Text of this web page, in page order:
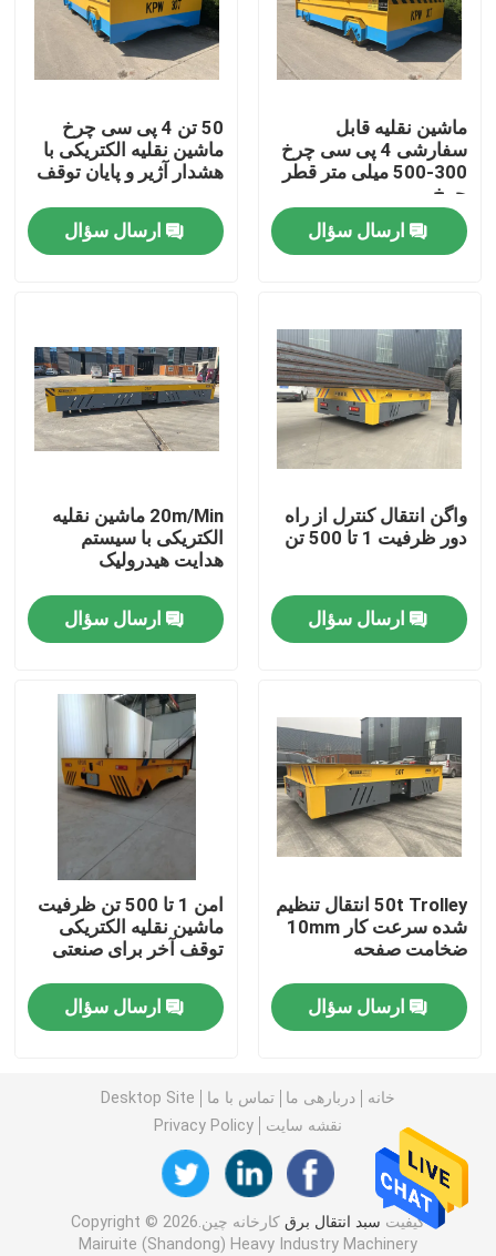
صفحه اصلی
محصولات
فیلم های
درباره ما
تور کارخانه
کنترل کیفیت
با ما تماس بگیرید
درخواست نقل قول
سبد انتقال AGV
سبد حمل و نقل ریلی
سطل بگیر
جرثقیل بالابر قایق بادبانی
پخش کننده جرثقیل کانتینری
جرثقیل ضد انفجار
سایبان سازه فولادی
ماشین نقلیه قابل
سفارشی 4 پی سی چرخ
300-500 میلی متر قطر
چرخ
ارسال سؤال
50 تن 4 پی سی چرخ
ماشین نقلیه الکتریکی با
هشدار آژیر و پایان توقف
ارسال سؤال
واگن انتقال کنترل از راه
دور ظرفیت 1 تا 500 تن
ارسال سؤال
20m/Min ماشین نقلیه
الکتریکی با سیستم
هدایت هیدرولیک
ارسال سؤال
50t Trolley انتقال تنظیم
شده سرعت کار 10mm
ضخامت صفحه
ارسال سؤال
امن 1 تا 500 تن ظرفیت
ماشین نقلیه الکتریکی
توقف آخر برای صنعتی
ارسال سؤال
خانه دربارهی ما تماس با ما
Desktop Site
نقشه سایت
Privacy Policy
کیفیت سبد انتقال برق
کارخانه چین.Copyright © 2026
Mairuite (Shandong) Heavy Industry Machinery